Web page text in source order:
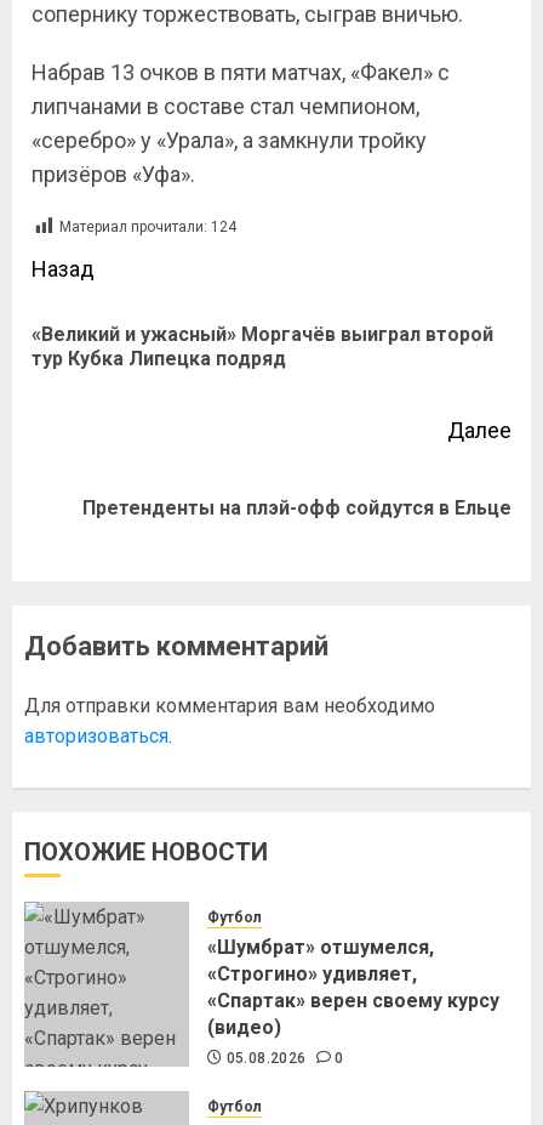
сопернику торжествовать, сыграв вничью.
Набрав 13 очков в пяти матчах, «Факел» с
липчанами в составе стал чемпионом,
«серебро» у «Урала», а замкнули тройку
призёров «Уфа».
Материал прочитали: 124
Назад
«Великий и ужасный» Моргачёв выиграл второй
тур Кубка Липецка подряд
Далее
Претенденты на плэй-офф сойдутся в Ельце
Добавить комментарий
Для отправки комментария вам необходимо
авторизоваться.
ПОХОЖИЕ НОВОСТИ
Футбол
«Шумбрат» отшумелся,
«Строгино» удивляет,
«Спартак» верен своему курсу
(видео)
05.08.2026 0
Футбол